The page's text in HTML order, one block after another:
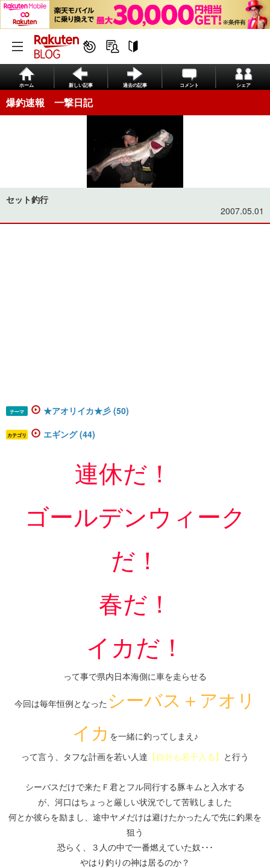
ホーム 新しい記事 過去の記事 コメント シェア
爆釣速報 一撃日記
セット釣行
2007.05.01
テーマ ★アオリイカ★彡 (50)
カテゴリ エギング (44)
連休だ！
ゴールデンウィーク
だ！
春だ！
イカだ！
って事で県内日本海側に車を走らせる
今回は毎年恒例となった シーバス＋アオリ
イカ を一緒に釣ってしまえ♪
って言う、タフな計画を若い人達 【自分も若干入る】 と行う
シーバスだけで来たＦ君とフル同行する豚キムと入水する
が、河口はちょっと厳しい状況でして苦戦しました
何とか彼らを励まし、途中ヤメだけは避けたかったんで先に釣果を
狙う
恐らく、３人の中で一番燃えていた奴･･･
やはり釣りの神は居るのか？